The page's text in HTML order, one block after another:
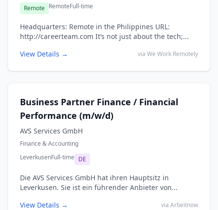
Remote RemoteFull-time
Headquarters: Remote in the Philippines URL:
http://careerteam.com It’s not just about the tech;...
View Details →
via We Work Remotely
Business Partner Finance / Financial
Performance (m/w/d)
AVS Services GmbH
Finance & Accounting
LeverkusenFull-time DE
Die AVS Services GmbH hat ihren Hauptsitz in
Leverkusen. Sie ist ein führender Anbieter von...
View Details →
via Arbeitnow